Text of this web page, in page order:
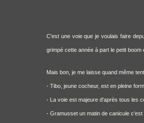
C'est une voie que je voulais faire
grimpé cette année à part le petit
Mais bon, je me laisse quand même
- Tibo, jeune cocheur, est en pleine
- La voie est majeure d'après tous les
- Gramusset un matin de canicule